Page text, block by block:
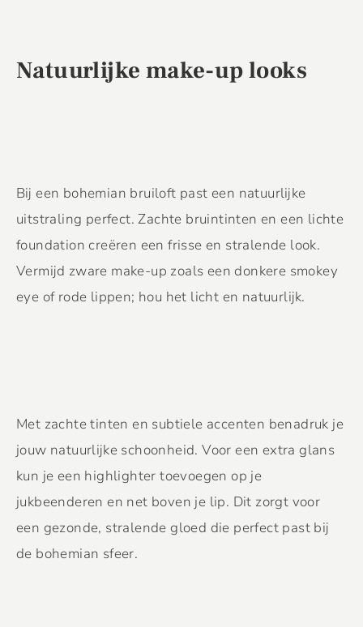
Natuurlijke make-up looks
Bij een bohemian bruiloft past een natuurlijke
uitstraling perfect. Zachte bruintinten en een lichte
foundation creëren een frisse en stralende look.
Vermijd zware make-up zoals een donkere smokey
eye of rode lippen; hou het licht en natuurlijk.
Met zachte tinten en subtiele accenten benadruk je
jouw natuurlijke schoonheid. Voor een extra glans
kun je een highlighter toevoegen op je
jukbeenderen en net boven je lip. Dit zorgt voor
een gezonde, stralende gloed die perfect past bij
de bohemian sfeer.